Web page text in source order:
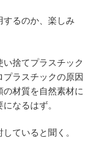
るのか、楽しみ
い捨てプラスチック
プラスチックの原因
材質を自然素材に
なるはず。
ていると聞く。